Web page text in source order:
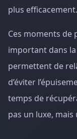
plus efficacement.
Ces moments de
important dans
permettent de
d’éviter
temps de
pas un luxe,